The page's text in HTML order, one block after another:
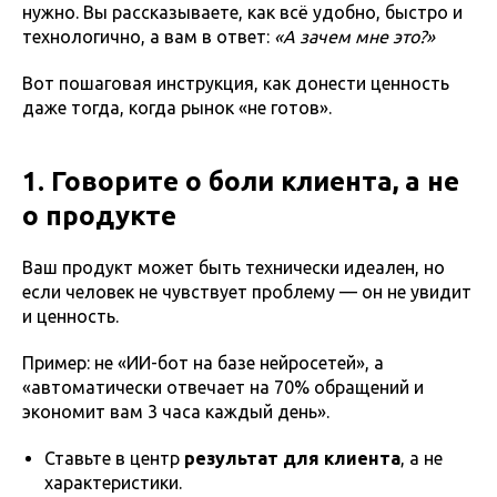
нужно. Вы рассказываете, как всё удобно, быстро и
технологично, а вам в ответ: «А зачем мне это?»
Вот пошаговая инструкция, как донести ценность
даже тогда, когда рынок «не готов».
1. Говорите о боли клиента, а не
о продукте
Ваш продукт может быть технически идеален, но
если человек не чувствует проблему — он не увидит
и ценность.
Пример: не «ИИ-бот на базе нейросетей», а
«автоматически отвечает на 70% обращений и
экономит вам 3 часа каждый день».
Ставьте в центр результат для клиента, а не
характеристики.